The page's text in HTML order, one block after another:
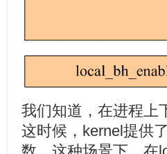
我们知道，在进程上
这时候，kernel提供